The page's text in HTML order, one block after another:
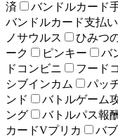
済
バンドルカード
バンドルカード支払い
ノサウルス
ひみつ
ーク
ピンキー バ
ドコンビニ
フード
シブインカム
パッ
ンド
バトルゲーム
ング
バトルパス報
カードVプリカ
バ